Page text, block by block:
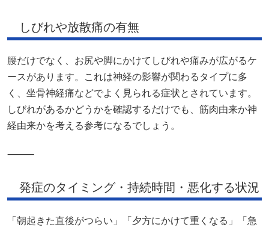
しびれや放散痛の有無
腰だけでなく、お尻や脚にかけてしびれや痛みが広がるケ
ースがあります。これは神経の影響が関わるタイプに多
く、坐骨神経痛などでよく見られる症状とされています。
しびれがあるかどうかを確認するだけでも、筋肉由来か神
経由来かを考える参考になるでしょう。
⸻
発症のタイミング・持続時間・悪化する状況
「朝起きた直後がつらい」「夕方にかけて重くなる」「急